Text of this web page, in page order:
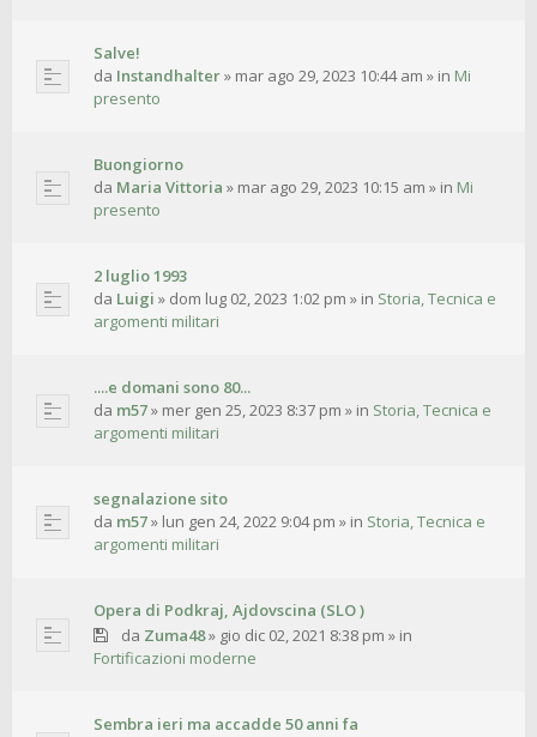
Salve!
da Instandhalter» mar ago 29, 2023 10:44 am » in Mi
presento
Buongiorno
da Maria Vittoria » mar ago 29, 2023 10:15 am » in Mi
presento
2 luglio 1993
da Luigi » dom lug 02, 2023 1:02 pm » in Storia, Tecnica e
argomenti militari
....e domani sono 80...
da m57» mer gen 25, 2023 8:37 pm » in Storia, Tecnica e
argomenti militari
segnalazione sito
da m57» lun gen 24, 2022 9:04 pm » in Storia, Tecnica e
argomenti militari
Opera di Podkraj, Ajdovscina (SLO )
da Zuma48» gio dic 02, 2021 8:38 pm » in
Fortificazioni moderne
Sembra ieri ma accadde 50 anni fa